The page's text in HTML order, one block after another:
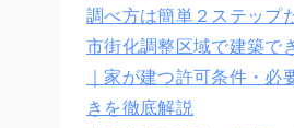
調べ方は簡単２ステップ
市街化調整区域で建築で
｜家が建つ許可条件・必
きを徹底解説